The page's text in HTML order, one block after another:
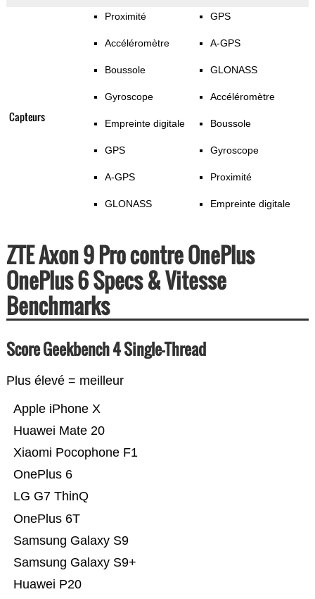
Capteurs
Proximité
Accéléromètre
Boussole
Gyroscope
Empreinte digitale
GPS
A-GPS
GLONASS
GPS
A-GPS
GLONASS
Accéléromètre
Boussole
Gyroscope
Proximité
Empreinte digitale
ZTE Axon 9 Pro contre OnePlus
OnePlus 6 Specs & Vitesse
Benchmarks
Score Geekbench 4 Single-Thread
Plus élevé = meilleur
Huawei P20
Samsung Galaxy S9+
Samsung Galaxy S9
OnePlus 6T
LG G7 ThinQ
OnePlus 6
Xiaomi Pocophone F1
Huawei Mate 20
Apple iPhone X